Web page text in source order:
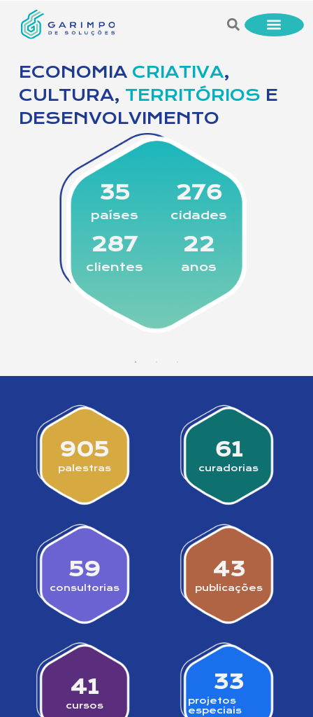
ECONOMIA CRIATIVA,
CULTURA, TERRITÓRIOS E
DESENVOLVIMENTO
países
35
cidades
276
clientes
287
anos
22
palestras
905
curadorias
61
consultorias
59
publicações
43
cursos
41
projetos
especiais
33